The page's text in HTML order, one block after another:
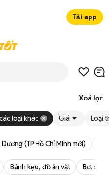
Tải app
Xoá lọc
loại khác Giá Loại
Dương (TP Hồ Chí Minh mới)
Bánh kẹo, đồ ăn vặt Bơ,